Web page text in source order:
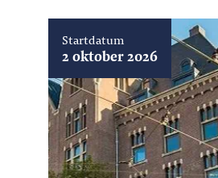
Startdatum
2 oktober 2026